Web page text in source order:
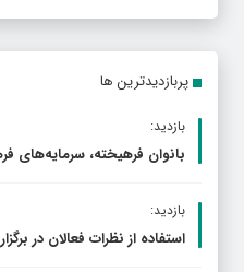
پربازدیدترین ها
بازدید:
بانوان فرهیخته، سرمایه‌های
بازدید:
استفاده از نظرات فعالان در